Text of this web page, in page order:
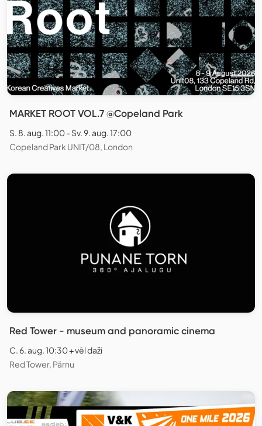
MARKET ROOT VOL.7 @Copeland Park
S. 8. aug. 11:00 - Sv. 9. aug. 17:00
Copeland Park UNIT/08, London
Red Tower - museum and panoramic cinema
C. 6. aug. 10:30 + vēl daži
Red Tower, Pärnu